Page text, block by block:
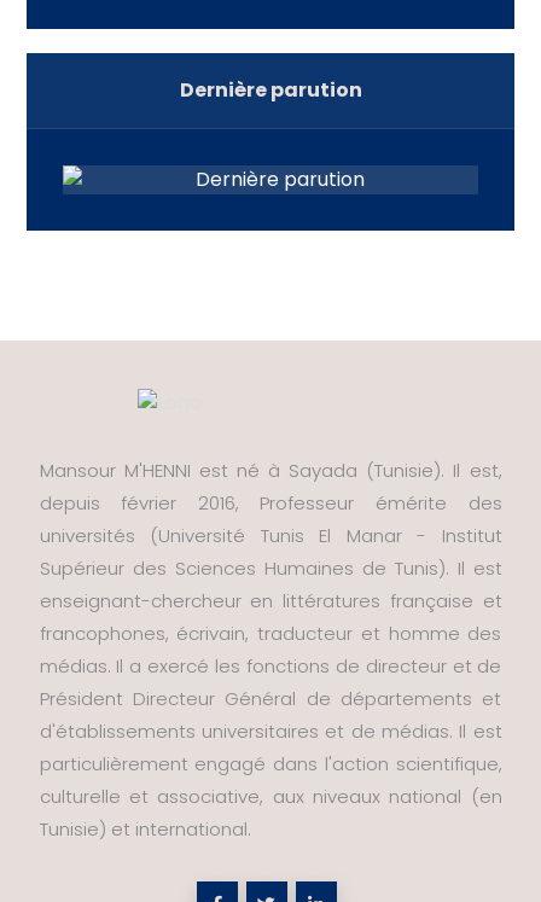
Dernière parution
Mansour M'HENNI est né à Sayada (Tunisie). Il est,
depuis février 2016, Professeur émérite des
universités (Université Tunis El Manar - Institut
Supérieur des Sciences Humaines de Tunis). Il est
enseignant-chercheur en littératures française et
francophones, écrivain, traducteur et homme des
médias. Il a exercé les fonctions de directeur et de
Président Directeur Général de départements et
d'établissements universitaires et de médias. Il est
particulièrement engagé dans l'action scientifique,
culturelle et associative, aux niveaux national (en
Tunisie) et international.